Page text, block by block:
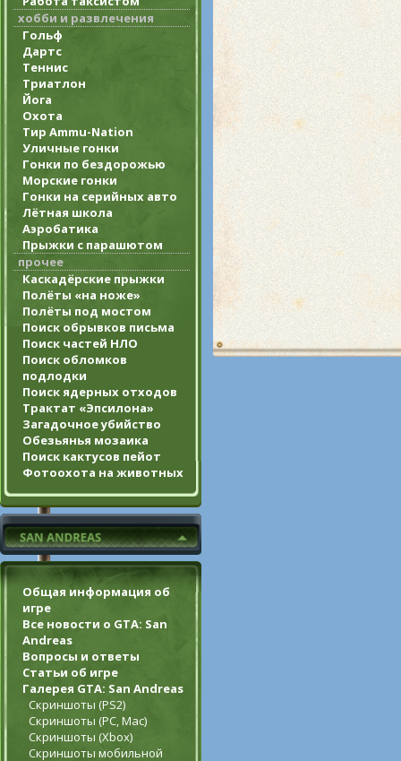
хобби и развлечения
Гольф
Дартс
Теннис
Триатлон
Йога
Охота
Тир Ammu-Nation
Уличные гонки
Гонки по бездорожью
Морские гонки
Гонки на серийных авто
Лётная школа
Аэробатика
Прыжки с парашютом
прочее
Каскадёрские прыжки
Полёты «на ноже»
Полёты под мостом
Поиск обрывков письма
Поиск частей НЛО
Поиск обломков
подлодки
Поиск ядерных отходов
Трактат «Эпсилона»
Загадочное убийство
Обезьянья мозаика
Поиск кактусов пейот
Фотоохота на животных
Общая информация об
игре
Все новости о GTA: San
Andreas
Вопросы и ответы
Статьи об игре
Галерея GTA: San Andreas
Скриншоты (PS2)
Скриншоты (PC, Mac)
Скриншоты (Xbox)
Скриншоты мобильной